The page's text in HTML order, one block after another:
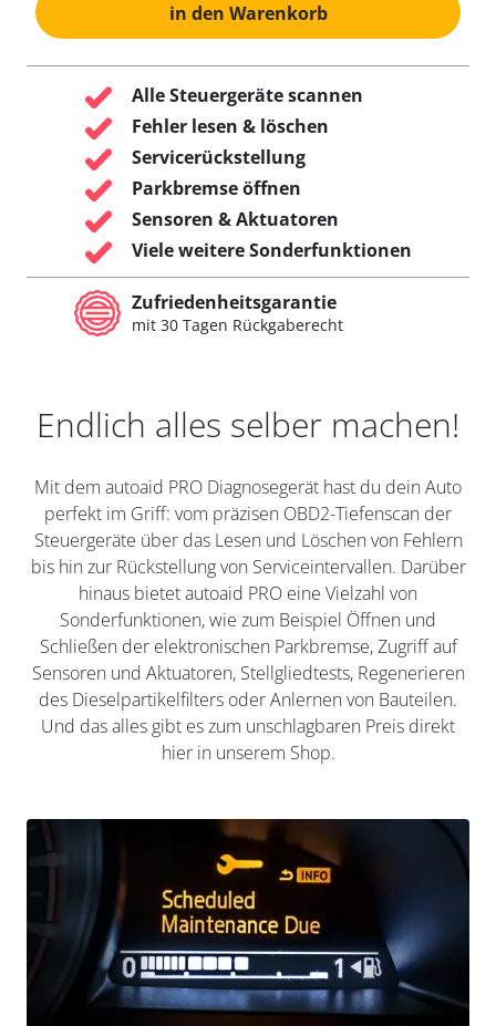
in den Warenkorb
Alle Steuergeräte scannen
Fehler lesen & löschen
Servicerückstellung
Parkbremse öffnen
Sensoren & Aktuatoren
Viele weitere Sonderfunktionen
Zufriedenheitsgarantie
mit 30 Tagen Rückgaberecht
Endlich alles selber machen!
Mit dem autoaid PRO Diagnosegerät hast du dein Auto
perfekt im Griff: vom präzisen OBD2-Tiefenscan der
Steuergeräte über das Lesen und Löschen von Fehlern
bis hin zur Rückstellung von Serviceintervallen. Darüber
hinaus bietet autoaid PRO eine Vielzahl von
Sonderfunktionen, wie zum Beispiel Öffnen und
Schließen der elektronischen Parkbremse, Zugriff auf
Sensoren und Aktuatoren, Stellgliedtests, Regenerieren
des Dieselpartikelfilters oder Anlernen von Bauteilen.
Und das alles gibt es zum unschlagbaren Preis direkt
hier in unserem Shop.